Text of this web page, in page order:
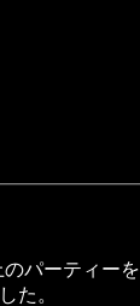
パーティーを
た。